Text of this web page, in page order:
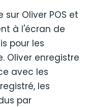
Oliver POS et
à l'écran de
pour les
Oliver enregistre
avec les
les
par